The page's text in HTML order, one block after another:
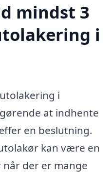
mindst 3
i
i
at indhente
en beslutning.
kan være en
der er mange